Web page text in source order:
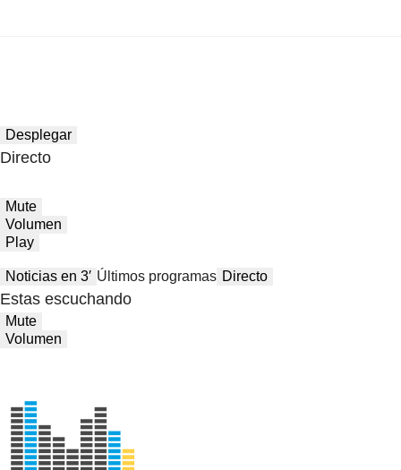
Desplegar
Directo
Mute
Volumen
Play
Noticias en 3′ Últimos programas Directo
Estas escuchando
Mute
Volumen